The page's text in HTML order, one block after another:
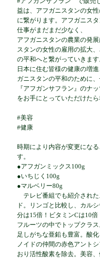
益は、アフガニスタンの女
に繋がります。アフガニス
仕事がまだまだ少なく、
アフガニスタンの農業の発
スタンの女性の雇用の拡大
の平和へと繋がっていきます
日本に住む皆様の健康の増
ガニスタンの平和のために
『アフガンサフラン』のナ
をお手にとっていただけたら
#美容
#健康
時期により内容が変更になる
す。
●アフガンミックス100g
●いちじく100g
●マルベリー80g
テレビ番組でも紹介された
ド。リンゴと比較し、カル
分は15倍！ビタミンCは10倍
フルーツの中でトップクラ
足しがちな亜鉛も豊富。酸
ノイドの仲間の赤色アント
おり活性酸素を除去。美容